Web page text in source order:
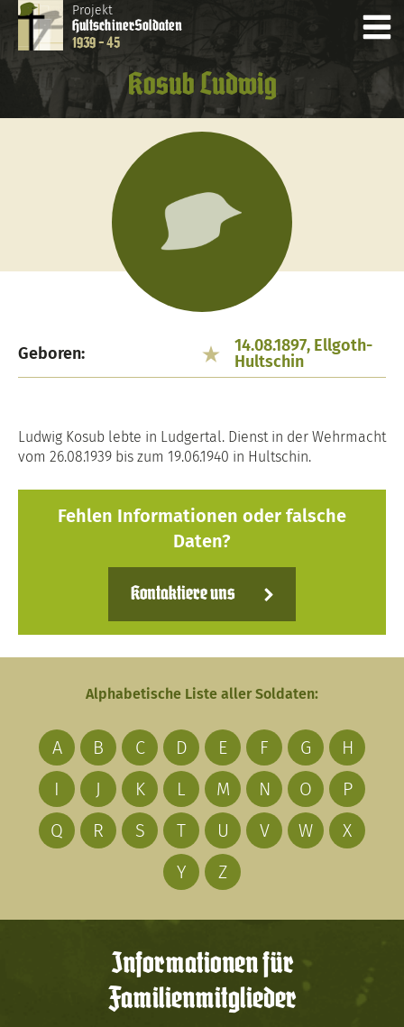
Projekt
HultschinerSoldaten
1939 - 45
Kosub Ludwig
Geboren:
14.08.1897, Ellgoth-
Hultschin
Ludwig Kosub lebte in Ludgertal. Dienst in der Wehrmacht
vom 26.08.1939 bis zum 19.06.1940 in Hultschin.
Fehlen Informationen oder falsche
Daten?
Kontaktiere uns
Alphabetische Liste aller Soldaten:
A B C D E F G
H
I
J K L M N O
P
Q
R S T U V W
X
Y
Z
Informationen für
Familienmitglieder